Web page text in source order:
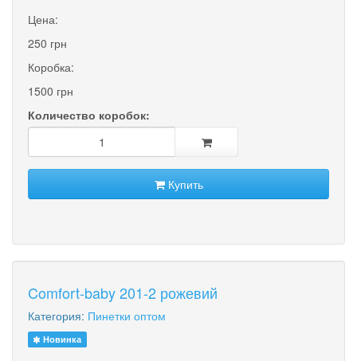
Цена:
250 грн
Коробка:
1500 грн
Количество коробок:
Купить
Comfort-baby 201-2 рожевий
Категория: Пинетки оптом
Новинка